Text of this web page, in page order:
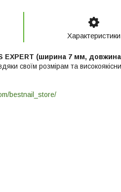
Характеристики
EXPERT (ширина 7 мм,
своїм розмірам та
bestnail_store/